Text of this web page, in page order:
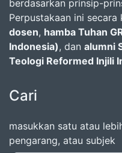
berdasarkan prinsip-
Perpustakaan ini secara
dosen, hamba Tuhan
Indonesia), dan alumni
Teologi Reformed Injili
Cari
masukkan satu atau
pengarang, atau subjek